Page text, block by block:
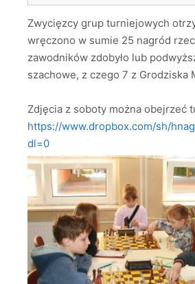
Zwycięzcy grup turniejowych
wręczono w sumie 25 nagród
zawodników zdobyło lub
szachowe, z czego 7 z Grodziska
Zdjęcia z soboty można obejrzeć
https://www.dropbox.com/sh/
dl=0